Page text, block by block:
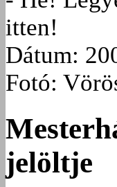
itten!
Dátum:
Fotó:
jelöltje